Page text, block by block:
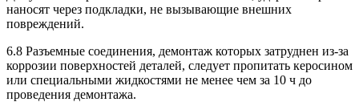
наносят через подкладки, не вызывающие внешних
повреждений.
6.8 Разъемные соединения, демонтаж которых затруднен из-за
коррозии поверхностей деталей, следует пропитать керосином
или специальными жидкостями не менее чем за 10 ч до
проведения демонтажа.